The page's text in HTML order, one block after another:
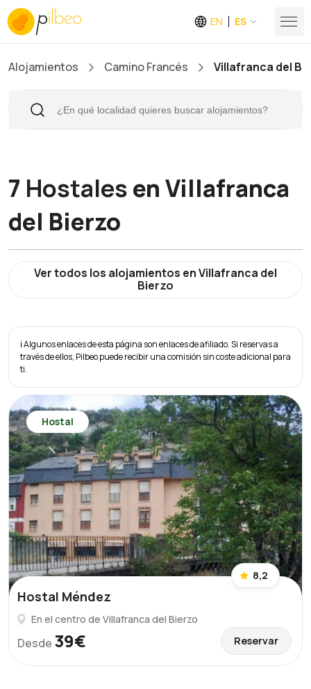
EN ES
Alojamientos Camino Francés Villafranca del
7 Hostalesen Villafranca
del Bierzo
Ver todos los alojamientos en Villafranca del
Bierzo
ℹ️ Algunos enlaces de esta página son enlaces de afiliado. Si reservas a
través de ellos, Pilbeo puede recibir una comisión sin coste adicional para
ti.
Hostal
8,2
Hostal Méndez
En el centro de Villafranca del Bierzo
Desde 39€ Reservar